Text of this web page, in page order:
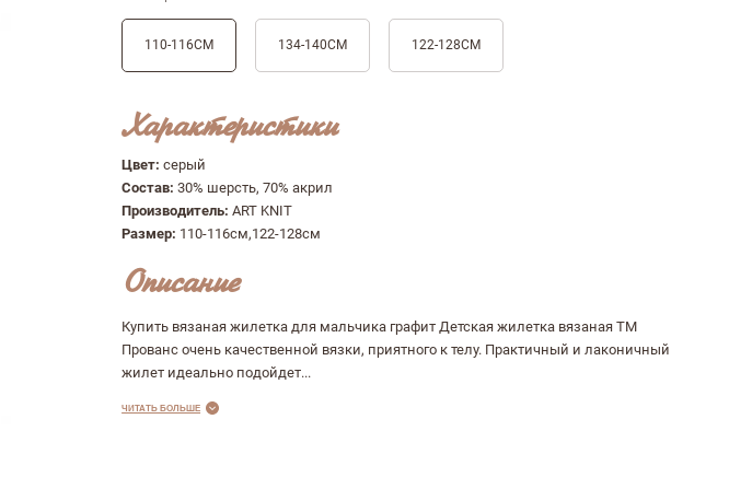
110-116СМ 134-140СМ 122-128СМ
Характеристики
Цвет:серый
Состав:30% шерсть, 70% акрил
Производитель:ART KNIT
Размер: 110-116см,122-128см
Описание
Купить вязаная жилетка для мальчика графит Детская жилетка вязаная ТМ
Прованс очень качественной вязки, приятного к телу. Практичный и лаконичный
жилет идеально подойдет...
ЧИТАТЬ БОЛЬШЕ